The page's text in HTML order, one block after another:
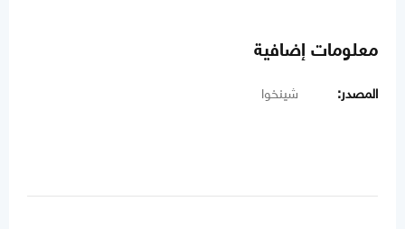
معلومات إضافية
المصدر: شينخوا